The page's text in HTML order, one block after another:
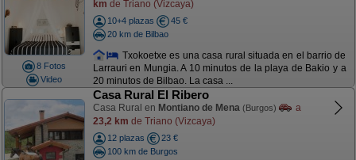
8 Fotos
Video
km de Triano (Vizcaya)
10+4 plazas
45 €
20 km de Bilbao
Txokoetxe es una casa rural situada en el barrio de
Larrauri en Mungia. A 10 minutos de la playa de Bakio y a
20 minutos de Bilbao. La casa ...
Casa Rural El Ribero
Casa Rural en Montiano de Mena (Burgos)
a
23,2 km de Triano (Vizcaya)
12 plazas
23 €
100 km de Burgos